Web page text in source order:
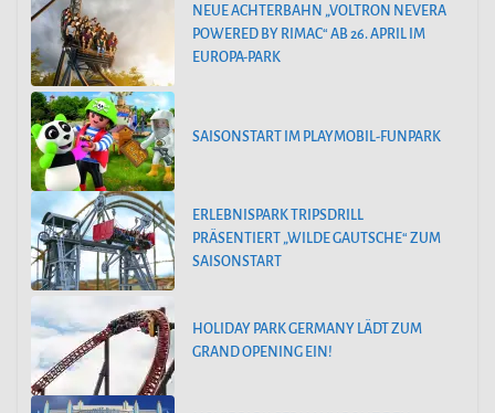
NEUE ACHTERBAHN „VOLTRON NEVERA
POWERED BY RIMAC“ AB 26. APRIL IM
EUROPA-PARK
SAISONSTART IM PLAYMOBIL-FUNPARK
ERLEBNISPARK TRIPSDRILL
PRÄSENTIERT „WILDE GAUTSCHE“ ZUM
SAISONSTART
HOLIDAY PARK GERMANY LÄDT ZUM
GRAND OPENING EIN!